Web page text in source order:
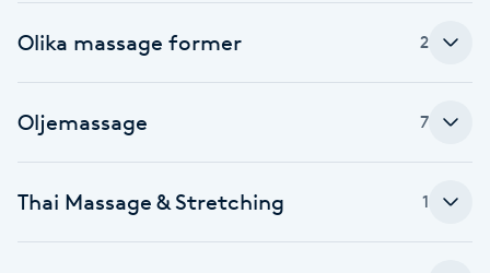
D
Damklippning
Dermapen
E
Olika massage former 2
Oljemassage 7
Thai Massage & Stretching 1